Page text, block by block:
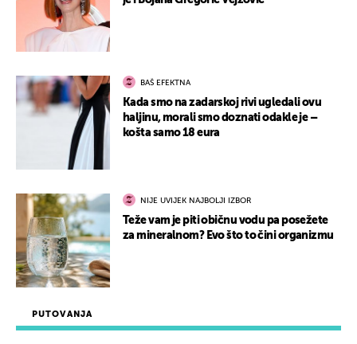
PUTOVANJA
BAŠ EFEKTNA
Kada smo na zadarskoj rivi ugledali ovu
haljinu, morali smo doznati odakle je –
košta samo 18 eura
NIJE UVIJEK NAJBOLJI IZBOR
Teže vam je piti običnu vodu pa posežete
za mineralnom? Evo što to čini organizmu